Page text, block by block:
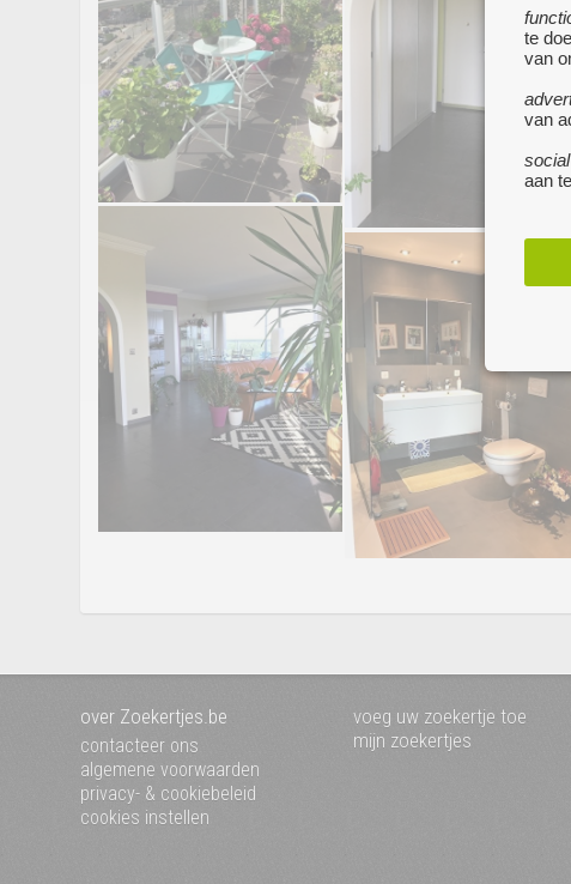
te
van
van
aan
over Zoekertjes.be
contacteer ons
algemene voorwaarden
privacy- & cookiebeleid
cookies instellen
voeg uw zoekertje toe
mijn zoekertjes